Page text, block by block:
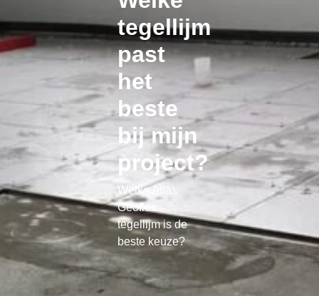
tegellijm
past
het
beste
bij mijn
project?
Welke Atlas
Geoflex
tegellijm is de
beste keuze?